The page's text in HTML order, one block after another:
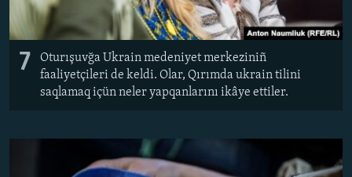
7
Oturışuvğa Ukrain medeniyet merkeziniñ
faaliyetçileri de keldi. Olar, Qırımda ukrain tilini
saqlamaq içün neler yapqanlarını ikâye ettiler.